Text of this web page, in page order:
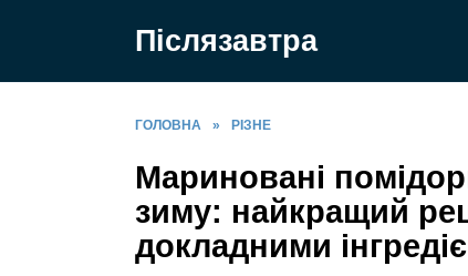
Післязавтра
ГОЛОВНА » РІЗНЕ
Мариновані
зиму: найкращий
докладними